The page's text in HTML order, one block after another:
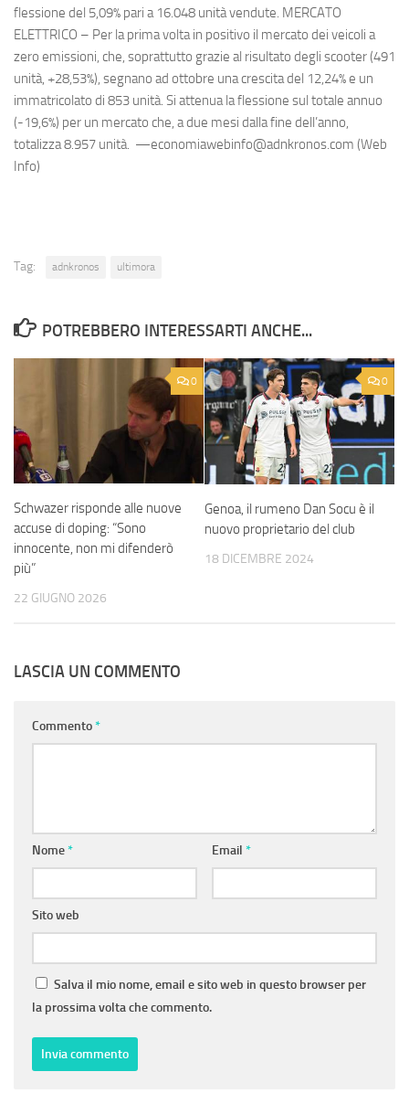
flessione del 5,09% pari a 16.048 unità vendute. MERCATO
ELETTRICO – Per la prima volta in positivo il mercato dei veicoli a
zero emissioni, che, soprattutto grazie al risultato degli scooter (491
unità, +28,53%), segnano ad ottobre una crescita del 12,24% e un
immatricolato di 853 unità. Si attenua la flessione sul totale annuo
(-19,6%) per un mercato che, a due mesi dalla fine dell’anno,
totalizza 8.957 unità. —economiawebinfo@adnkronos.com (Web
Info)
Tag: adnkronos ultimora
POTREBBERO INTERESSARTI ANCHE...
0
Schwazer risponde alle nuove
accuse di doping: “Sono
innocente, non mi difenderò
più”
22 GIUGNO 2026
0
Genoa, il rumeno Dan Socu è il
nuovo proprietario del club
18 DICEMBRE 2024
LASCIA UN COMMENTO
Commento*
Nome* Email *
Sito web
Salva il mio nome, email e sito web in questo browser per
la prossima volta che commento.